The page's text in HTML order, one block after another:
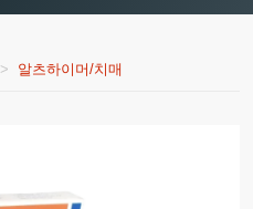
알츠하이머/치매